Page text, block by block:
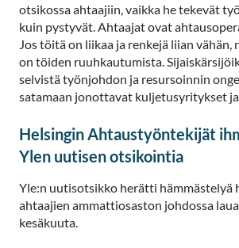
otsikossa ahtaajiin, vaikka he tekevät
kuin pystyvät. Ahtaajat ovat
Jos töitä on liikaa ja renkejä liian
on töiden ruuhkautumista.
selvistä työnjohdon ja resursoinnin
satamaan jonottavat kuljetusyritykset
Helsingin Ahtaustyöntekijät
Ylen uutisen otsikointia
Yle:n uutisotsikko herätti hämmästelyä
ahtaajien ammattiosaston johdossa
kesäkuuta.